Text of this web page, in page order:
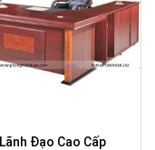
Đạo Cao Cấp